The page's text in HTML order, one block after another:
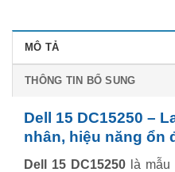
MÔ TẢ
THÔNG TIN BỔ SUNG
Dell 15 DC15250 –
nhân, hiệu năng ổn
Dell 15 DC15250 là